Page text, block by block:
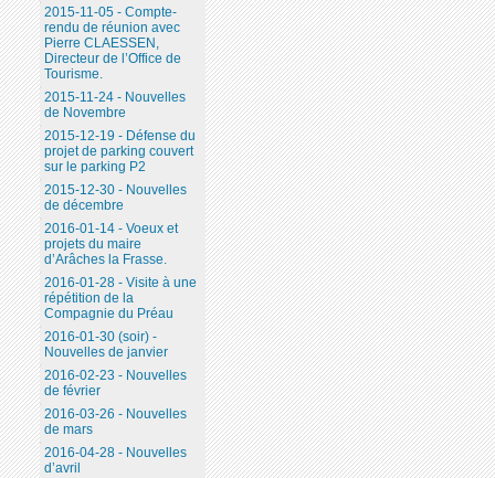
2015-11-05 - Compte-
rendu de réunion avec
Pierre CLAESSEN,
Directeur de l’Office de
Tourisme.
2015-11-24 - Nouvelles
de Novembre
2015-12-19 - Défense du
projet de parking couvert
sur le parking P2
2015-12-30 - Nouvelles
de décembre
2016-01-14 - Voeux et
projets du maire
d’Arâches la Frasse.
2016-01-28 - Visite à une
répétition de la
Compagnie du Préau
2016-01-30 (soir) -
Nouvelles de janvier
2016-02-23 - Nouvelles
de février
2016-03-26 - Nouvelles
de mars
2016-04-28 - Nouvelles
d’avril